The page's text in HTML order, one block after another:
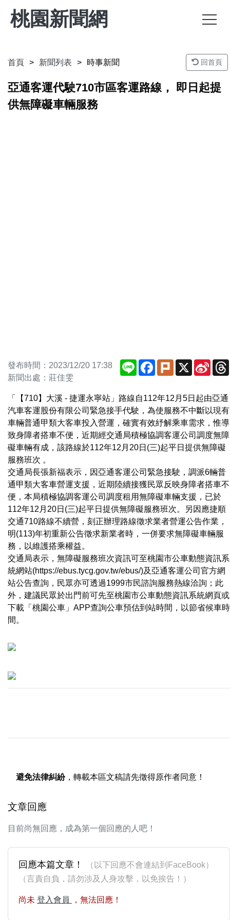
桃園新聞網
首頁 新聞列表 時事新聞 回首頁
亞通客運代駛710市區客運路線， 即日起提
供無障礙車輛服務
發布時間：2023/12/20 17:38
新聞出處：莊佳雯
Line Facebook
Plurk X
Sina
「【710】大溪 - 捷運永寧站」路線自112年12月5日起由亞通
汽車客運股份有限公司緊急接手代駛，為使服務不中斷以現有
車輛普通甲類大客車投入營運，確實有效紓解乘車需求，惟導
致身障者搭車不便，近期經交通局積極協調客運公司調度無障
礙車輛有成，該路線於112年12月20日(三)起平日提供無障礙
服務班次 。
交通局長張新福表示，因亞通客運公司緊急接駛，調派6輛普
通甲類大客車營運支援，近期陸續接獲民眾反映身障者搭車不
便，本局積極協調客運公司調度租用無障礙車輛支援，已於
112年12月20日(三)起平日提供無障礙服務班次。另因應捷順
交通710路線不續營，刻正辦理路線徵求業者營運公告作業，
明(113)年初重新公告徵求新業者時，一併要求無障礙車輛服
務，以維護搭乘權益。
交通局表示，無障礙服務班次資訊可至桃園市公車動態資訊系
統網站(https://ebus.tycg.gov.tw/ebus/)及亞通客運公司官方網
站公告查詢，民眾亦可透過1999市民諮詢服務熱線洽詢；此
外，建議民眾於出門前可先至桃園市公車動態資訊系統網頁或
下載「桃園公車」APP查詢公車預估到站時間，以節省候車時
間。
避免法律糾紛，轉載本區文稿請先徵得原作者同意！
文章回應
目前尚無回應，成為第一個回應的人吧！
回應本篇文章！
（以下回應不會連結到FaceBook）
（言責自負，請勿涉及人身攻擊，以免挨告！）
尚未 登入會員 ，無法回應！